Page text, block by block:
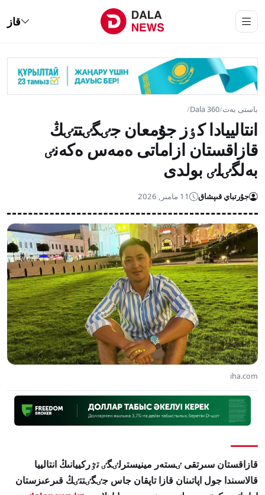
قاز
باستى بەت/
Dala 360
/
انتالييادا كٶز جۇمعان جٸگٸتتٸڭ
قازاقستان ازاماتى ەمەس ەكەنٸ
بەلگٸلٸ بولدى
جۇرتباي قىپشاق 11 مامىر, 2026
iha.com
قازاقستان سىرتقى ٸستەر مينيسترلٸگٸ تٷركييانىڭ انتالييا
قالاسىندا جول اپاتىنان قازا تاپقان جاس جٸگٸتتٸڭ قىرعىزستان